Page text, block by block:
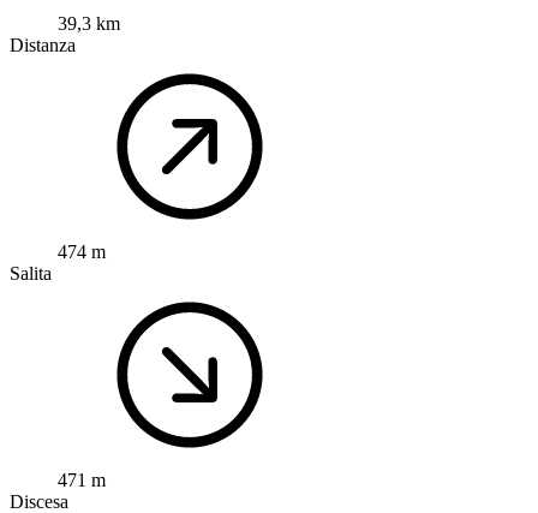
39,3 km
Distanza
474 m
Salita
471 m
Discesa